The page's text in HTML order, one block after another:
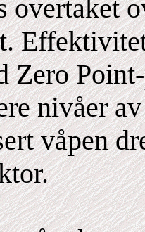
overtaket
Zero
nivåer
våpen